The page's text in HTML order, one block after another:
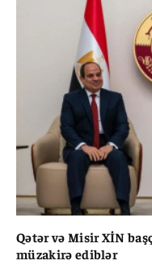
Qətər və Misir XİN
müzakirə ediblər